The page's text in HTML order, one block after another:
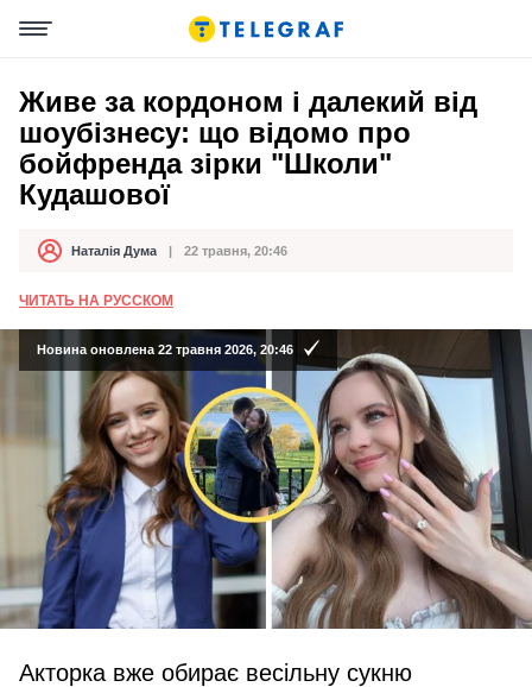
Живе за кордоном і далекий від
шоубізнесу: що відомо про
бойфренда зірки "Школи"
Кудашової
АвторНаталія Дума
Дата публікації 22 травня, 20:46
ЧИТАТЬ НА РУССКОМ
Новина оновлена 22 травня 2026, 20:46
Акторка вже обирає весільну сукню